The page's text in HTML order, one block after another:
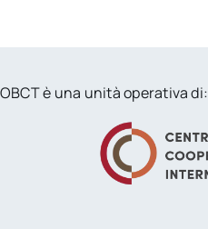
OBCT è una unità operativa di: